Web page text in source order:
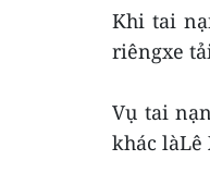
Khi tai
riêngxe
Vụ tai
khác làLê